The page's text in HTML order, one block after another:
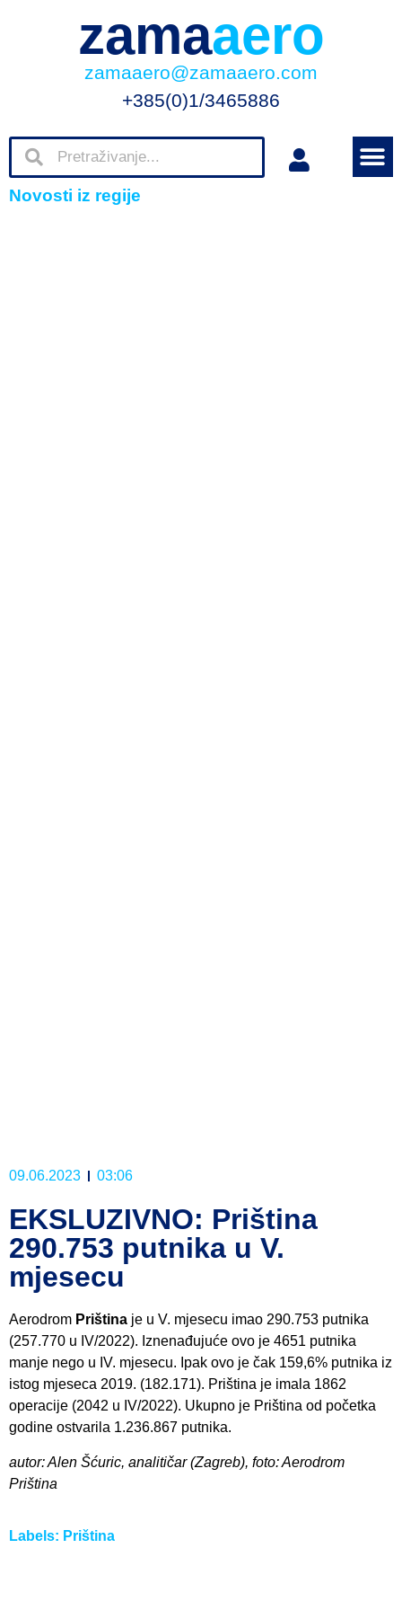
zamaaero
zamaaero@zamaaero.com
+385(0)1/3465886
Novosti iz regije
09.06.2023 03:06
EKSLUZIVNO: Priština
290.753 putnika u V.
mjesecu
Aerodrom Priština je u V. mjesecu imao 290.753 putnika
(257.770 u IV/2022). Iznenađujuće ovo je 4651 putnika
manje nego u IV. mjesecu. Ipak ovo je čak 159,6% putnika iz
istog mjeseca 2019. (182.171). Priština je imala 1862
operacije (2042 u IV/2022). Ukupno je Priština od početka
godine ostvarila 1.236.867 putnika.
autor: Alen Šćuric, analitičar (Zagreb), foto: Aerodrom
Priština
Labels: Priština